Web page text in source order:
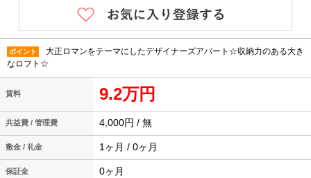
ポイント
大正ロマンをテーマにしたデザイナーズアパート☆収納力のある大き
なロフト☆
賃料 9.2万円
共益費 / 管理費 4,000円 / 無
敷金 / 礼金 1ヶ月 / 0ヶ月
保証金 0ヶ月